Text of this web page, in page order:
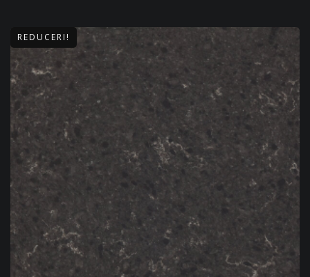
REDUCERI!